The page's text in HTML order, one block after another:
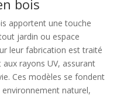
bois
apportent une touche
jardin ou espace
leur fabrication est traité
rayons UV, assurant
Ces modèles se fondent
naturel,